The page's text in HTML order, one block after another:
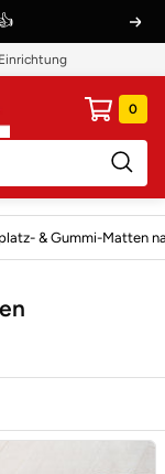
0
& Gummi-Matten